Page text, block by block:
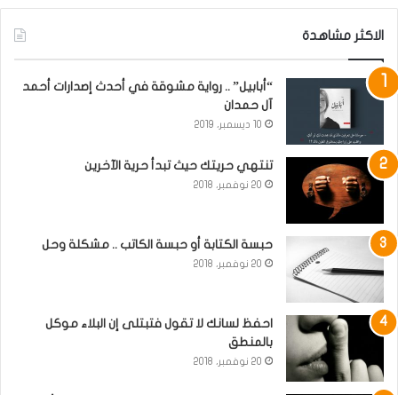
الاكثر مشاهدة
“أبابيل” .. رواية مشوقة في أحدث إصدارات أحمد
آل حمدان
10 ديسمبر، 2019
تنتهي حريتك حيث تبدأ حرية الآخرين
20 نوفمبر، 2018
حبسة الكتابة أو حبسة الكاتب .. مشكلة وحل
20 نوفمبر، 2018
احفظ لسانك لا تقول فتبتلى إن البلاء موكل
بالمنطق
20 نوفمبر، 2018